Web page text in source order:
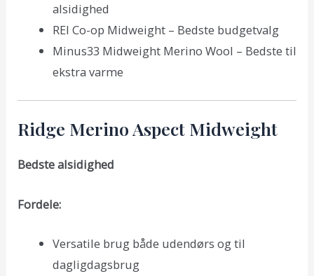
alsidighed
REI Co-op Midweight – Bedste budgetvalg
Minus33 Midweight Merino Wool – Bedste til
ekstra varme
Ridge Merino Aspect Midweight
Bedste alsidighed
Fordele:
Versatile brug både udendørs og til
dagligdagsbrug